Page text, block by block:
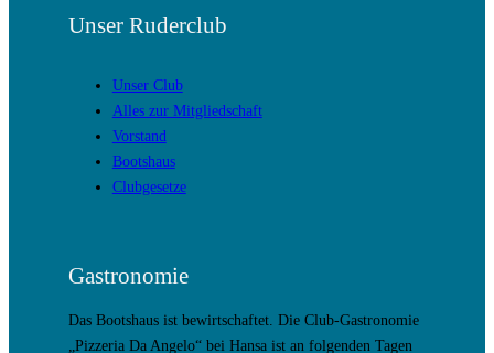
Unser Ruderclub
Unser Club
Alles zur Mitgliedschaft
Vorstand
Bootshaus
Clubgesetze
Gastronomie
Das Bootshaus ist bewirtschaftet. Die Club-Gastronomie
„Pizzeria Da Angelo“ bei Hansa ist an folgenden Tagen